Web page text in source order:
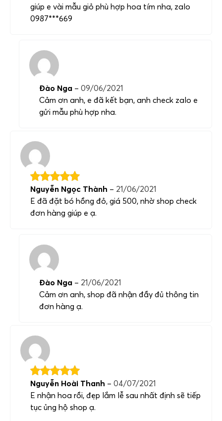
giúp e vài mẫu giỏ phù hợp hoa tím nha, zalo
0987***669
Đào Nga – 09/06/2021
Cảm ơn anh, e đã kết bạn, anh check zalo e
gửi mẫu phù hợp nha.
Nguyễn Ngọc Thành – 21/06/2021
E đã đặt bó hồng đỏ, giá 500, nhờ shop check
đơn hàng giúp e ạ.
Đào Nga – 21/06/2021
Cảm ơn anh, shop đã nhận đầy đủ thông tin
đơn hàng ạ.
Nguyễn Hoài Thanh – 04/07/2021
E nhận hoa rồi, đẹp lắm lễ sau nhất định sẽ tiếp
tục ủng hộ shop ạ.